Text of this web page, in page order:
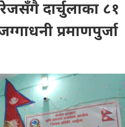
दार्चुलाका ८१
प्रमाणपुर्जा